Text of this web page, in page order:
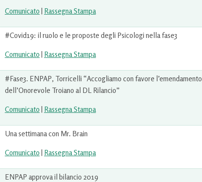
Comunicato | Rassegna Stampa
#Covid19: il ruolo e le proposte degli Psicologi nella fase3
Comunicato | Rassegna Stampa
#Fase3. ENPAP, Torricelli “Accogliamo con favore l’emendamento
dell’Onorevole Troiano al DL Rilancio”
Comunicato | Rassegna Stampa
Una settimana con Mr. Brain
Comunicato | Rassegna Stampa
ENPAP approva il bilancio 2019